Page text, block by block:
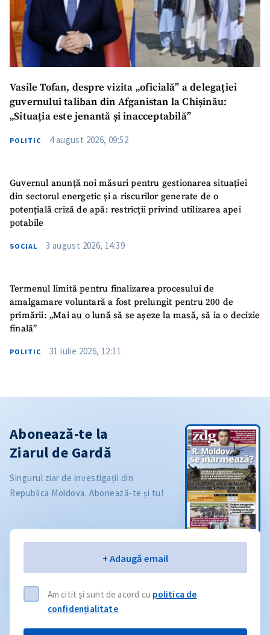
Vasile Tofan, despre vizita „oficială” a delegației
guvernului taliban din Afganistan la Chișinău:
„Situația este jenantă și inacceptabilă”
POLITIC 4 august 2026, 09:52
Guvernul anunță noi măsuri pentru gestionarea situației
din sectorul energetic și a riscurilor generate de o
potențială criză de apă: restricții privind utilizarea apei
potabile
SOCIAL 3 august 2026, 14:39
Termenul limită pentru finalizarea procesului de
amalgamare voluntară a fost prelungit pentru 200 de
primării: „Mai au o lună să se așeze la masă, să ia o decizie
finală”
POLITIC 31 iulie 2026, 12:11
Abonează-te la
Ziarul de Gardă
Singurul ziar de investigații din
Republica Moldova. Abonează-te și tu!
+ Adaugă email
Am citit și sunt de acord cu politica de
confidențialitate.